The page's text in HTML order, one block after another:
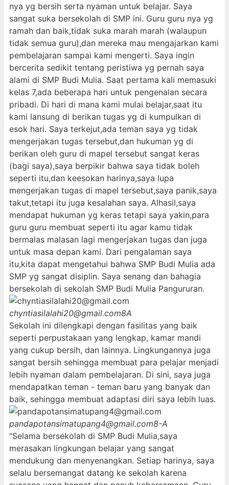
nya yg bersih serta nyaman untuk belajar. Saya
sangat suka bersekolah di SMP ini. Guru guru nya yg
ramah dan baik,tidak suka marah marah (walaupun
tidak semua guru),dan mereka mau mengajarkan kami
pembelajaran sampai kami mengerti. Saya ingin
bercerita sedikit tentang peristiwa yg pernah saya
alami di SMP Budi Mulia. Saat pertama kali memasuki
kelas 7,ada beberapa hari untuk pengenalan secara
pribadi. Di hari di mana kami mulai belajar,saat itu
kami lansung di berikan tugas yg di kumpulkan di
esok hari. Saya terkejut,ada teman saya yg tidak
mengerjakan tugas tersebut,dan hukuman yg di
berikan oleh guru di mapel tersebut sangat keras
(bagi saya),saya berpikir bahwa saya tidak boleh
seperti itu,dan keesokan harinya,saya lupa
mengerjakan tugas di mapel tersebut,saya panik,saya
takut,tetapi itu juga kesalahan saya. Alhasil,saya
mendapat hukuman yg keras tetapi saya yakin,para
guru guru membuat seperti itu agar kamu tidak
bermalas malasan lagi mengerjakan tugas dan juga
untuk masa depan kami. Dari pengalaman saya
itu,kita dapat mengetahui bahwa SMP Budi Mulia ada
SMP yg sangat disiplin. Saya senang dan bahagia
bersekolah di sekolah SMP Budi Mulia Pangururan.
chyntiasilalahi20@gmail.com8A
Sekolah ini dilengkapi dengan fasilitas yang baik
seperti perpustakaan yang lengkap, kamar mandi
yang cukup bersih, dan lainnya. Lingkungannya juga
sangat bersih sehingga membuat para pelajar menjadi
lebih nyaman dalam pembelajaran. Di sini, saya juga
mendapatkan teman - teman baru yang banyak dan
baik, sehingga membuat adaptasi diri saya lebih luas.
pandapotansimatupang4@gmail.com8-A
"Selama bersekolah di SMP Budi Mulia,saya
merasakan lingkungan belajar yang sangat
mendukung dan menyenangkan. Setiap harinya, saya
selalu bersemangat datang ke sekolah karena